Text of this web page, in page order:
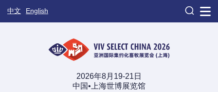
中文 English 
2026年8月19-21日
中国•上海世博展览馆